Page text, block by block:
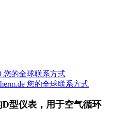
您的全球联系方式
您的全球联系方式
型仪表，用于空气循环